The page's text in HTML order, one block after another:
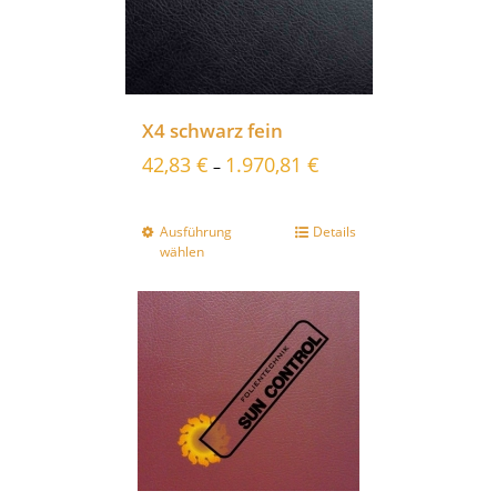
X4 schwarz fein
42,83 € – 1.970,81 €
Ausführung
wählen
Details